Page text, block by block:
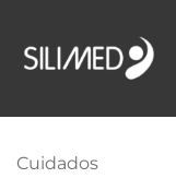
Cuidados